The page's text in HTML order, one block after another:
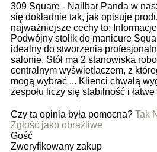
309 Square - Nailbar Panda w
się dokładnie tak, jak opisuje
najważniejsze cechy to:
Podwójny stolik do manicure
idealny do stworzenia
salonie. Stół ma 2 stanowiska
centralnym wyświetlaczem, z
mogą wybrać ... Klienci chwalą
zespołu liczy się stabilność i
Czy ta opinia była pomocna? Tak
Zgłość jako obraźliwe
Gość
Zweryfikowany zakup